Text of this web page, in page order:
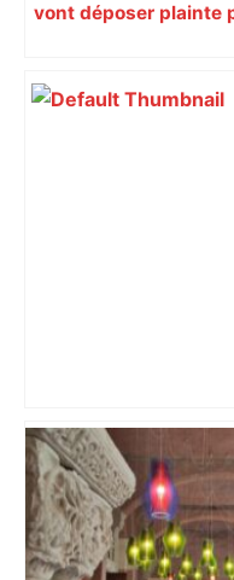
vont déposer plainte
"Le fantôme de mon
lieux" : cette médium
vendre les maisons
ladepeche.fr